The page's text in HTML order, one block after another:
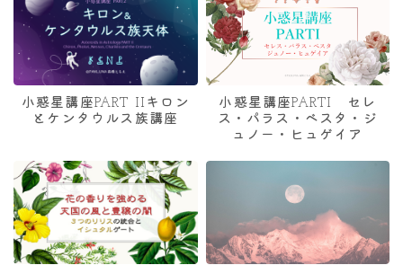
小惑星講座PART IIキロン
とケンタウルス族講座
小惑星講座PARTI セレ
ス・パラス・ベスタ・ジ
ュノー・ヒュゲイア